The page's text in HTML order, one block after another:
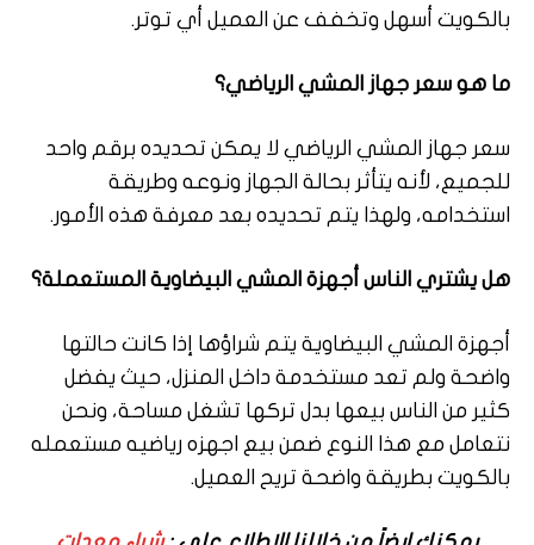
بالكويت أسهل وتخفف عن العميل أي توتر.
ما هو سعر جهاز المشي الرياضي؟
سعر جهاز المشي الرياضي لا يمكن تحديده برقم واحد
للجميع، لأنه يتأثر بحالة الجهاز ونوعه وطريقة
استخدامه، ولهذا يتم تحديده بعد معرفة هذه الأمور.
هل يشتري الناس أجهزة المشي البيضاوية المستعملة؟
أجهزة المشي البيضاوية يتم شراؤها إذا كانت حالتها
واضحة ولم تعد مستخدمة داخل المنزل، حيث يفضل
كثير من الناس بيعها بدل تركها تشغل مساحة، ونحن
نتعامل مع هذا النوع ضمن بيع اجهزه رياضيه مستعمله
بالكويت بطريقة واضحة تريح العميل.